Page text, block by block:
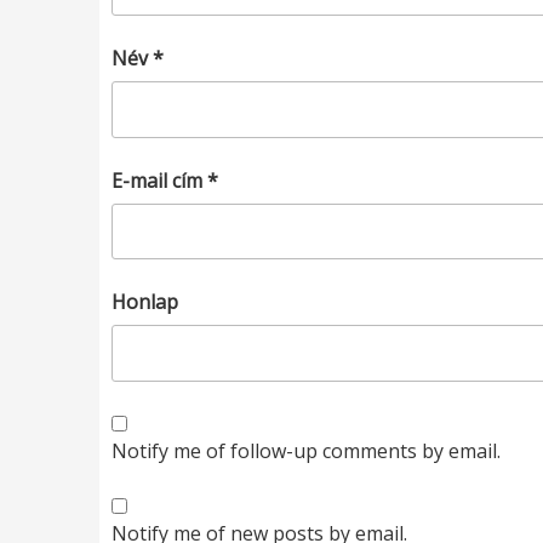
Név*
E-mail cím*
Honlap
Notify me of follow-up comments by email.
Notify me of new posts by email.